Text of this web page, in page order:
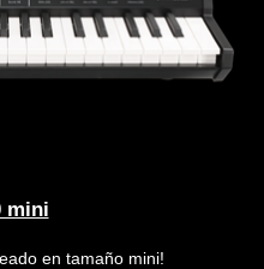
mini
en tamaño mini!